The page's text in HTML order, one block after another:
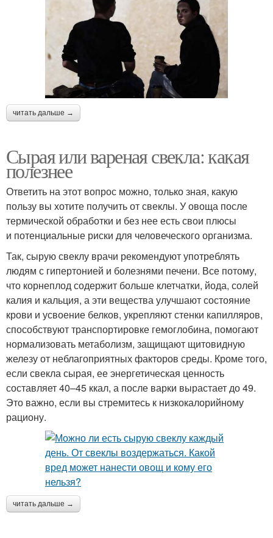
читать дальше →
Сырая или вареная свекла: какая
полезнее
Ответить на этот вопрос можно, только зная, какую
пользу вы хотите получить от свеклы. У овоща после
термической обработки и без нее есть свои плюсы
и потенциальные риски для человеческого организма.
Так, сырую свеклу врачи рекомендуют употреблять
людям с гипертонией и болезнями печени. Все потому,
что корнеплод содержит больше клетчатки, йода, солей
калия и кальция, а эти вещества улучшают состояние
крови и усвоение белков, укрепляют стенки капилляров,
способствуют транспортировке гемоглобина, помогают
нормализовать метаболизм, защищают щитовидную
железу от неблагоприятных факторов среды. Кроме того,
если свекла сырая, ее энергетическая ценность
составляет 40–45 ккал, а после варки вырастает до 49.
Это важно, если вы стремитесь к низкокалорийному
рациону.
читать дальше →